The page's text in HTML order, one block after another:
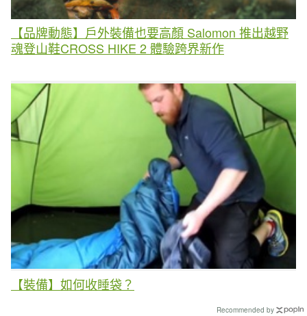
【品牌動態】戶外裝備也要高顏 Salomon 推出越野
魂登山鞋CROSS HIKE 2 體驗跨界新作
【裝備】如何收睡袋？
Recommended by